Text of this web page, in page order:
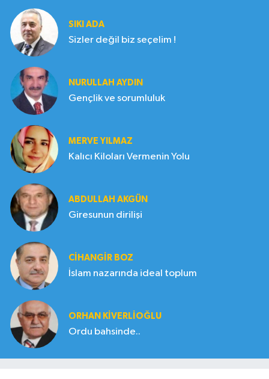
SIKI ADA
Sizler değil biz seçelim !
NURULLAH AYDIN
Gençlik ve sorumluluk
MERVE YILMAZ
Kalıcı Kiloları Vermenin Yolu
ABDULLAH AKGÜN
Giresunun dirilişi
CIHANGIR BOZ
İslam nazarında ideal toplum
ORHAN KIVERLIOĞLU
Ordu bahsinde..